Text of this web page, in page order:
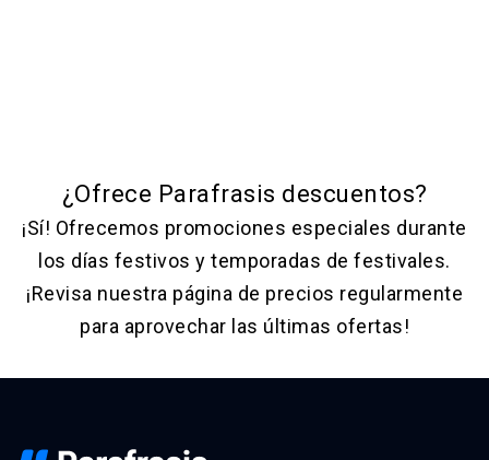
¿Ofrece Parafrasis descuentos?
¡Sí! Ofrecemos promociones especiales durante
los días festivos y temporadas de festivales.
¡Revisa nuestra página de precios regularmente
para aprovechar las últimas ofertas!